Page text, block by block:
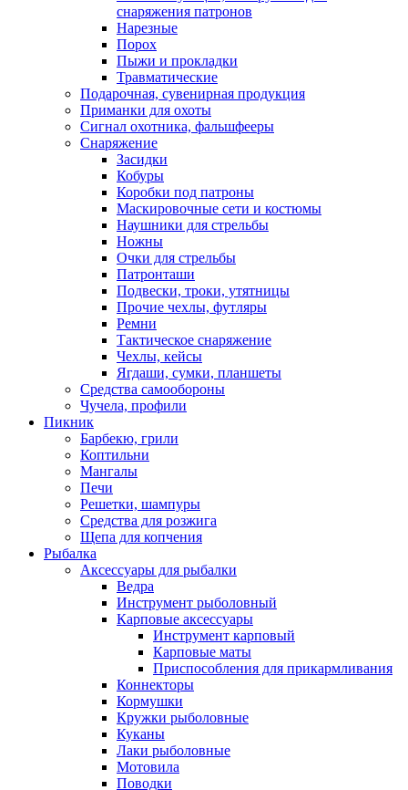
снаряжения патронов
Нарезные
Порох
Пыжи и прокладки
Травматические
Подарочная, сувенирная продукция
Приманки для охоты
Сигнал охотника, фальшфееры
Снаряжение
Засидки
Кобуры
Коробки под патроны
Маскировочные сети и костюмы
Наушники для стрельбы
Ножны
Очки для стрельбы
Патронташи
Подвески, троки, утятницы
Прочие чехлы, футляры
Ремни
Тактическое снаряжение
Чехлы, кейсы
Ягдаши, сумки, планшеты
Средства самообороны
Чучела, профили
Пикник
Барбекю, грили
Коптильни
Мангалы
Печи
Решетки, шампуры
Средства для розжига
Щепа для копчения
Рыбалка
Аксессуары для рыбалки
Ведра
Инструмент рыболовный
Карповые аксессуары
Инструмент карповый
Карповые маты
Приспособления для прикармливания
Коннекторы
Кормушки
Кружки рыболовные
Куканы
Лаки рыболовные
Мотовила
Поводки